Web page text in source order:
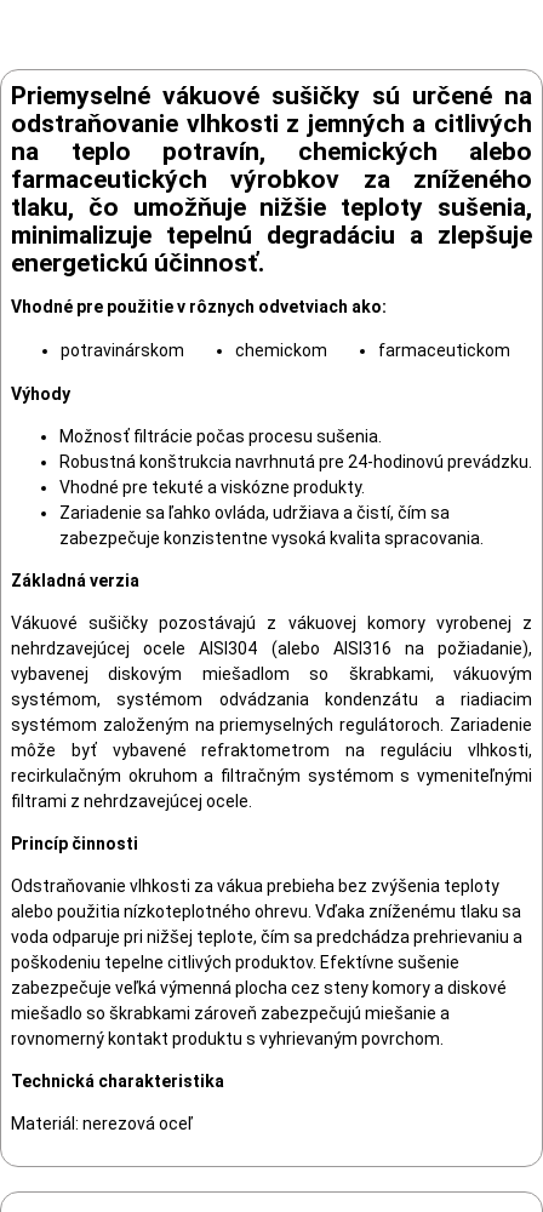
Priemyselné vákuové sušičky sú určené na
odstraňovanie vlhkosti z jemných a citlivých
na teplo potravín, chemických alebo
farmaceutických výrobkov za zníženého
tlaku, čo umožňuje nižšie teploty sušenia,
minimalizuje tepelnú degradáciu a zlepšuje
energetickú účinnosť.
Vhodné pre použitie v rôznych odvetviach ako:
potravinárskom chemickom farmaceutickom
Výhody
Možnosť filtrácie počas procesu sušenia.
Robustná konštrukcia navrhnutá pre 24-hodinovú prevádzku.
Vhodné pre tekuté a viskózne produkty.
Zariadenie sa ľahko ovláda, udržiava a čistí, čím sa
zabezpečuje konzistentne vysoká kvalita spracovania.
Základná verzia
Vákuové sušičky pozostávajú z vákuovej komory vyrobenej z
nehrdzavejúcej ocele AISI304 (alebo AISI316 na požiadanie),
vybavenej diskovým miešadlom so škrabkami, vákuovým
systémom, systémom odvádzania kondenzátu a riadiacim
systémom založeným na priemyselných regulátoroch. Zariadenie
môže byť vybavené refraktometrom na reguláciu vlhkosti,
recirkulačným okruhom a filtračným systémom s vymeniteľnými
filtrami z nehrdzavejúcej ocele.
Princíp činnosti
Odstraňovanie vlhkosti za vákua prebieha bez zvýšenia teploty
alebo použitia nízkoteplotného ohrevu. Vďaka zníženému tlaku sa
voda odparuje pri nižšej teplote, čím sa predchádza prehrievaniu a
poškodeniu tepelne citlivých produktov. Efektívne sušenie
zabezpečuje veľká výmenná plocha cez steny komory a diskové
miešadlo so škrabkami zároveň zabezpečujú miešanie a
rovnomerný kontakt produktu s vyhrievaným povrchom.
Technická charakteristika
Materiál: nerezová oceľ